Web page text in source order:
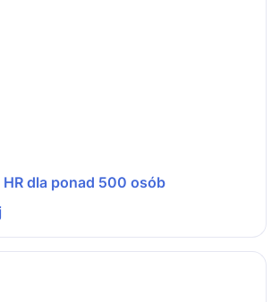
HR dla ponad 500 osób